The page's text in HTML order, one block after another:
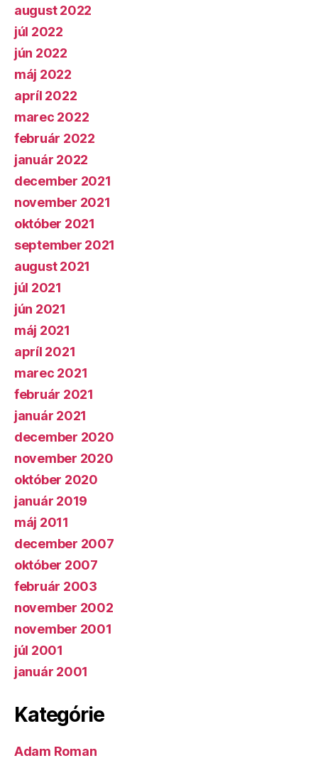
august 2022
júl 2022
jún 2022
máj 2022
apríl 2022
marec 2022
február 2022
január 2022
december 2021
november 2021
október 2021
september 2021
august 2021
júl 2021
jún 2021
máj 2021
apríl 2021
marec 2021
február 2021
január 2021
december 2020
november 2020
október 2020
január 2019
máj 2011
december 2007
október 2007
február 2003
november 2002
november 2001
júl 2001
január 2001
Kategórie
Adam Roman